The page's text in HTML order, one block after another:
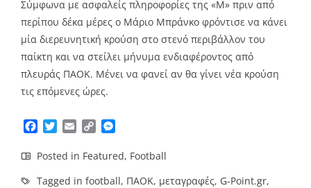
Σύμφωνα με ασφαλείς πληροφορίες της «Μ» πριν από
περίπου δέκα μέρες ο Μάριο Μπράνκο φρόντισε να κάνει
μία διερευνητική κρούση στο στενό περιβάλλον του
παίκτη και να στείλει μήνυμα ενδιαφέροντος από
πλευράς ΠΑΟΚ. Μένει να φανεί αν θα γίνει νέα κρούση
τις επόμενες ώρες.
Facebook
TwitterEmailCopy
Posted in Featured, Football
Tagged in football, ΠΑΟΚ, μεταγραφές, G-Point.gr,